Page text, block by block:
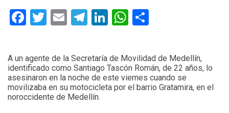
Facebook
Twitter
EmailTelegram
LinkedIn
WhatsApp
A un agente de la Secretaría de Movilidad de Medellín,
identificado como Santiago Tascón Román, de 22 años, lo
asesinaron en la noche de este viernes cuando se
movilizaba en su motocicleta por el barrio Gratamira, en el
noroccidente de Medellín.